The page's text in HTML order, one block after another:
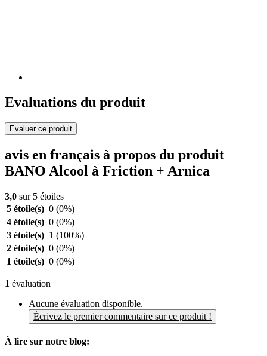
Evaluations du produit
Evaluer ce produit
avis en français à propos du produit
BANO Alcool à Friction + Arnica
3,0 sur 5 étoiles
5 étoile(s) 0 (0%)
4 étoile(s) 0 (0%)
3 étoile(s) 1 (100%)
2 étoile(s) 0 (0%)
1 étoile(s) 0 (0%)
1 évaluation
Aucune évaluation disponible.
Écrivez le premier commentaire sur ce produit !
À lire sur notre blog: